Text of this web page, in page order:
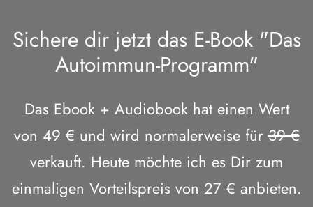
Sichere dir jetzt das E-Book "Das
Autoimmun-Programm"
Das Ebook + Audiobook hat einen Wert
von 49 € und wird normalerweise für39 €
verkauft. Heute möchte ich es Dir zum
einmaligen Vorteilspreis von 27 € anbieten.